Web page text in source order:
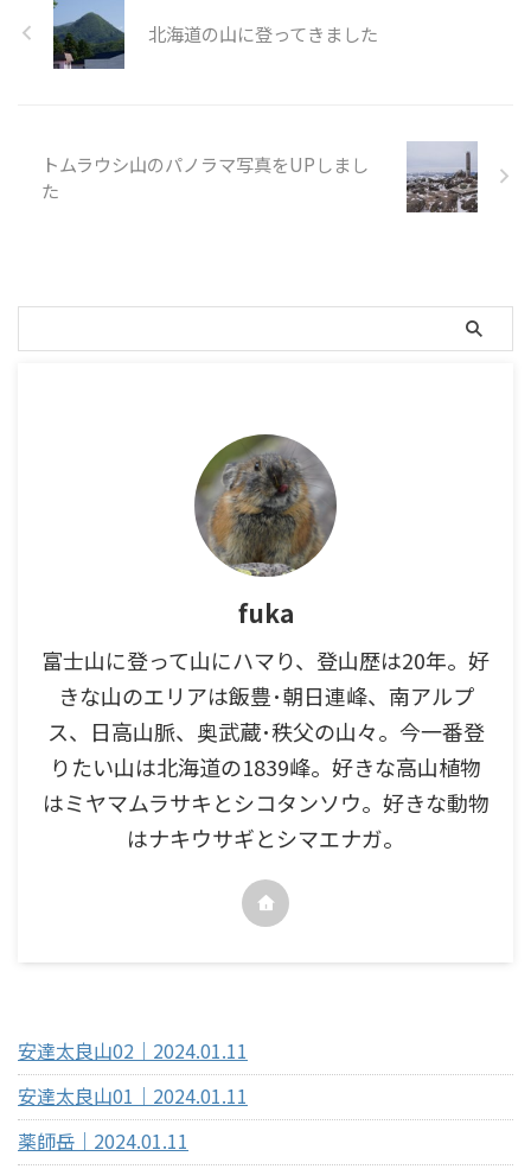
ラマ写真は撮影しませんでした
が、山頂直下に視界が開けた
場所があり、そこからの富士
マ写真（写真をクリックして
お楽しみください。 ...
北海道の山に登ってきました
トムラウシ山のパノラマ写真をUPしまし
た
fuka
富士山に登って山にハマり、登山歴は20年。好
きな山のエリアは飯豊･朝日連峰、南アルプ
ス、日高山脈、奥武蔵･秩父の山々。今一番登
りたい山は北海道の1839峰。好きな高山植物
はミヤマムラサキとシコタンソウ。好きな動物
はナキウサギとシマエナガ。
安達太良山02｜2024.01.11
安達太良山01｜2024.01.11
薬師岳｜2024.01.11